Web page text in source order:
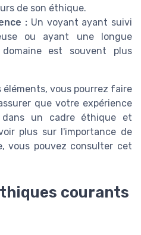
de son éthique.
: Un voyant ayant suivi
ou ayant une longue
est souvent plus
vous pourrez faire
que votre expérience
un cadre éthique et
plus sur l'importance de
vous pouvez consulter cet
courants